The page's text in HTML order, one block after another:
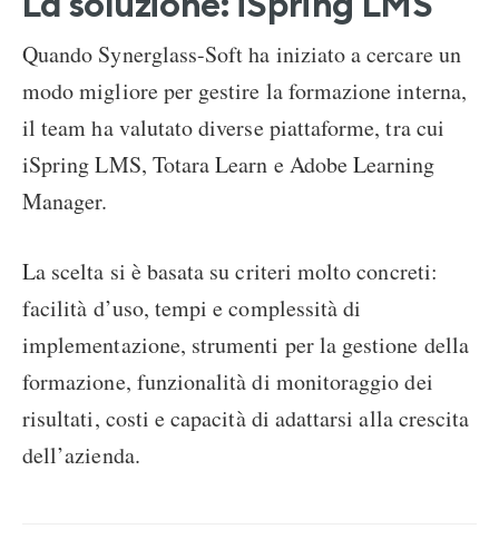
Quando Synerglass-Soft ha iniziato a cercare un
modo migliore per gestire la formazione interna,
il team ha valutato diverse piattaforme, tra cui
iSpring LMS, Totara Learn e Adobe Learning
Manager.
La scelta si è basata su criteri molto concreti:
facilità d’uso, tempi e complessità di
implementazione, strumenti per la gestione della
formazione, funzionalità di monitoraggio dei
risultati, costi e capacità di adattarsi alla crescita
dell’azienda.